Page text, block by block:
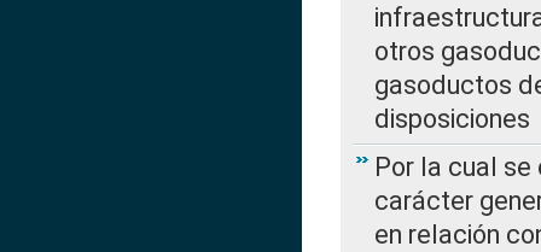
otros
gasoductos
disposiciones
Por la cual
carácter
en relación